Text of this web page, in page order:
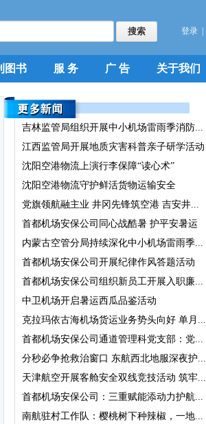
登录
图书 服 务 广 告 关于我们
吉林监管局组织开展中小机场雷雨季消防...
江西监管局开展地质灾害科普亲子研学活动
沈阳空港物流上演行李保障“读心术”
沈阳空港物流守护鲜活货物运输安全
党旗领航融主业 井冈先锋筑空港 吉安井...
首都机场安保公司同心战酷暑 护平安暑运
内蒙古空管分局持续深化中小机场雷雨季...
首都机场安保公司开展纪律作风答题活动
首都机场安保公司组织新员工开展入职廉...
中卫机场开启暑运西瓜品鉴活动
克拉玛依古海机场货运业务势头向好 单月...
首都机场安保公司通道管理科党支部：党...
分秒必争抢救治窗口 东航西北地服深夜护...
天津航空开展客舱安全双线竞技活动 筑牢...
首都机场安保公司：三重赋能添动力护航...
南航驻村工作队：樱桃树下种辣椒，一地...